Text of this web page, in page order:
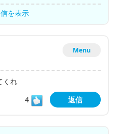
を表示
Menu
くれ
4
返信